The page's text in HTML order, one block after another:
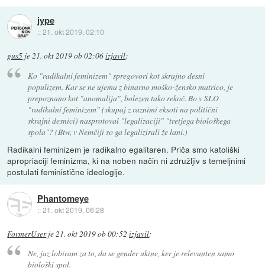
jype
::21. okt 2019, 02:10
gus5 je21. okt 2019 ob 02:06izjavil:
Ko "radikalni feminizem" spregovori kot skrajno desni
populizem. Kar se ne ujema z binarno moško-žensko matrico, je
prepoznano kot "anomalija", bolezen tako rekoč. Bo v SLO
"radikalni feminizem" (skupaj z raznimi eksoti na politični
skrajni desnici) nasprotoval "legalizaciji" "tretjega biološkega
spola"? (Btw, v Nemčiji so ga legalizirali že lani.)
Radikalni feminizem je radikalno egalitaren. Priča smo katoliški
apropriaciji feminizma, ki na noben način ni združljiv s temeljnimi
postulati feministične ideologije.
Phantomeye
::21. okt 2019, 06:28
FormerUserje 21. okt 2019 ob 00:52 izjavil:
Ne, jaz lobiram za to, da se gender ukine, ker je relevanten samo
biološki spol.